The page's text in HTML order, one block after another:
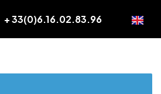
+ 33(0)6.16.02.83.96